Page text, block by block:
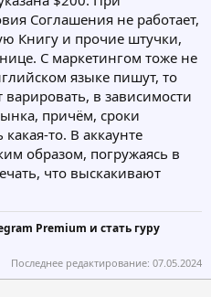
Соглашения не работает,
Книгу и прочие штучки,
С маркетингом тоже не
языке пишут, то
в зависимости
причём, сроки
то. В аккаунте
образом, погружаясь в
что выскакивают
Premium и стать гуру
Последнее редактирование: 07.05.2024